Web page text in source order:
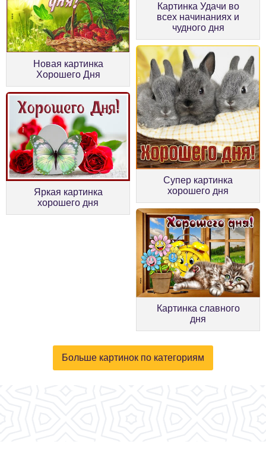
Картинка Удачи во
всех начинаниях и
чудного дня
Новая картинка
Хорошего Дня
Супер картинка
хорошего дня
Яркая картинка
хорошего дня
Картинка славного
дня
Больше картинок по категориям